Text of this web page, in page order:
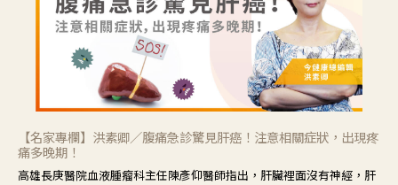
【名家專欄】洪素卿／腹痛急診驚見肝癌！注意相關症狀，出現疼
痛多晚期！
高雄長庚醫院血液腫瘤科主任陳彥仰醫師指出，肝臟裡面沒有神經，肝